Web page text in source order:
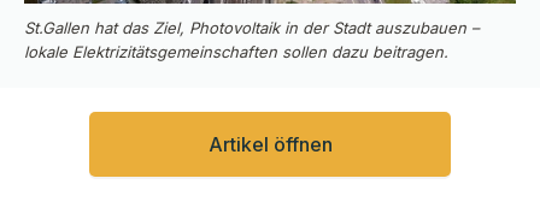
St.Gallen hat das Ziel, Photovoltaik in der Stadt auszubauen –
lokale Elektrizitätsgemeinschaften sollen dazu beitragen.
Artikel öffnen